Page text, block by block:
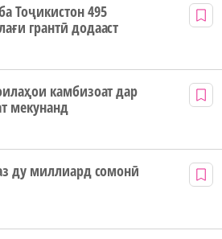
Тоҷикистон 495
грантӣ додааст
камбизоат дар
мекунанд
ду миллиард сомонӣ